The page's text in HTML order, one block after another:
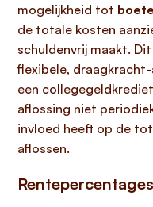
mogelijkheid tot
de totale kosten
schuldenvrij maakt.
flexibele,
een
aflossing niet
invloed heeft op de
aflossen.